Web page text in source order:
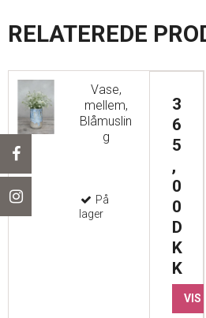
RELATEREDE
Vase,
mellem,
Blåmuslin
g
På
lager
3
6
5
,
0
0
D
K
K
VIS